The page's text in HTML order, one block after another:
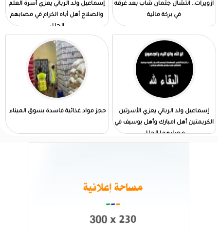
ازويرات.. انتشال جثمان شاب بعد غرقه
في بركة مائية
إسماعيل ولد الرباني يعزي أسرة العلم
والصلاح أهل أباه الكرام في مصابهم
الجلل
إسماعيل ولد الرباني يعزي الأسرتين
الكريمتين أهل امبارك وأهل بوسيف في
مصابهما الجلل
حجز مواد غذائية فاسدة بسوق الميناء